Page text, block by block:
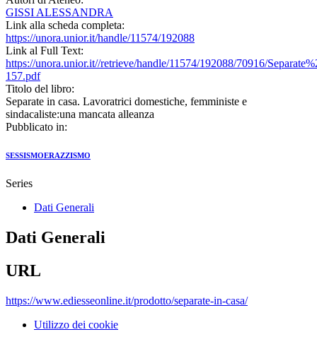
GISSI ALESSANDRA
Link alla scheda completa:
https://unora.unior.it/handle/11574/192088
Link al Full Text:
https://unora.unior.it//retrieve/handle/11574/192088/70916/
157.pdf
Titolo del libro:
Separate in casa. Lavoratrici domestiche, femministe e
sindacaliste:una mancata alleanza
Pubblicato in:
SESSISMOERAZZISMO
Series
Dati Generali
Dati Generali
URL
https://www.ediesseonline.it/prodotto/separate-in-casa/
Utilizzo dei cookie